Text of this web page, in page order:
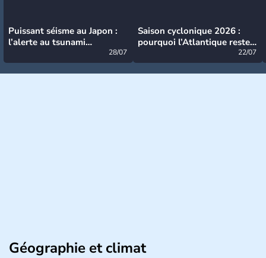
Puissant séisme au Japon :
l’alerte au tsunami
28/07
Saison cyclonique 2026 :
pourquoi l’Atlantique reste
22/07
Géographie et climat